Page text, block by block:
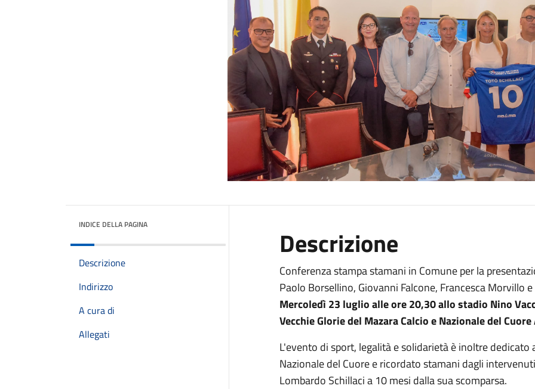
INDICE DELLA PAGINA
Descrizione
Indirizzo
A cura di
Allegati
Descrizione
Conferenza stampa stamani in Comune per la
Paolo Borsellino, Giovanni Falcone, Francesca Morvillo
Mercoledì 23 luglio alle ore 20,30 allo stadio Nino
Vecchie Glorie del Mazara Calcio e Nazionale del
L'evento di sport, legalità e solidarietà è inoltre dedicato
Nazionale del Cuore e ricordato stamani dagli
Lombardo Schillaci a 10 mesi dalla sua scomparsa.